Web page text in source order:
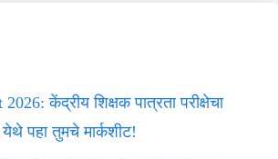
केंद्रीय शिक्षक पात्रता परीक्षेचा
पहा तुमचे मार्कशीट!